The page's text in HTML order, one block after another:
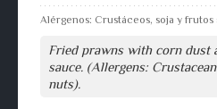
Alérgenos: Crustáceos, soja y frutos
Fried prawns with corn dust
sauce. (Allergens:
nuts).